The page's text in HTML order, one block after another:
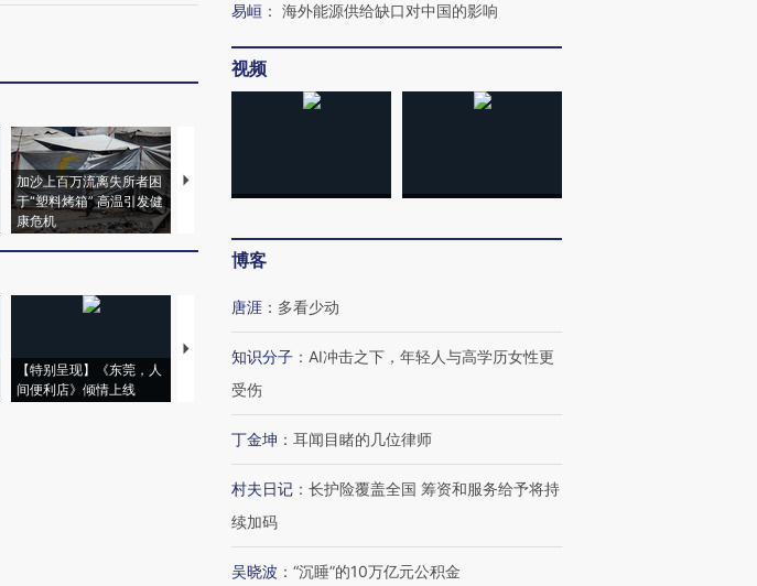
加沙上百万流离失所者困
于“塑料烤箱” 高温引发健
康危机
视线｜HYROX的吸金
术：是什么让中产们甘
粒摇头丸 尿检体内含3种
度Z世代 用街头抗争将教
【特别呈现】《东莞，人
间便利店》倾情上线
【推广】走进第四届链博
会，让数智科技“链”接产
【特别呈现】寻找100种
【商旅对话】华住集团
CFO：不靠规模取胜，华
易峘 ： 海外能源供给缺口对中国的影响
视频
博客
唐涯 ： 多看少动
知识分子 ： AI冲击之下，年轻人与高学历女性更
受伤
丁金坤 ： 耳闻目睹的几位律师
村夫日记 ： 长护险覆盖全国 筹资和服务给予将持
续加码
吴晓波 ： “沉睡”的10万亿元公积金